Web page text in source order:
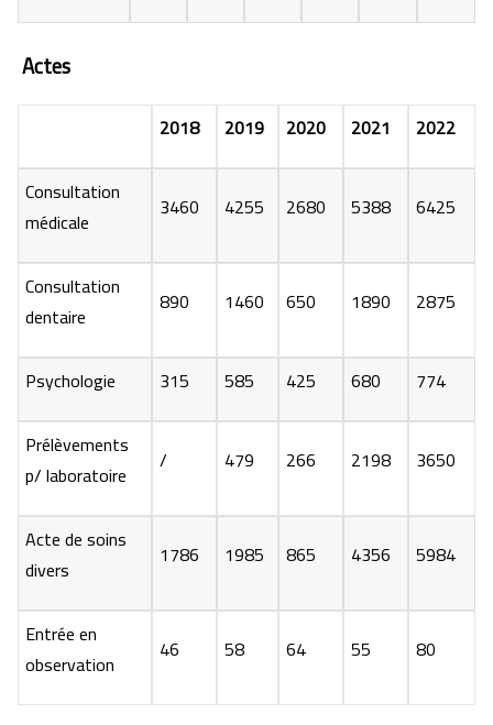
Actes
2018 2019 2020 2021
2022
Consultation
médicale
3460 4255 2680 5388 6425
Consultation
dentaire
890 1460 650 1890 2875
Psychologie 315 585 425 680
774
Prélèvements
p/ laboratoire
/ 479 266 2198 3650
Acte de soins
divers
1786 1985 865 4356 5984
Entrée en
observation
46 58 64 55 80